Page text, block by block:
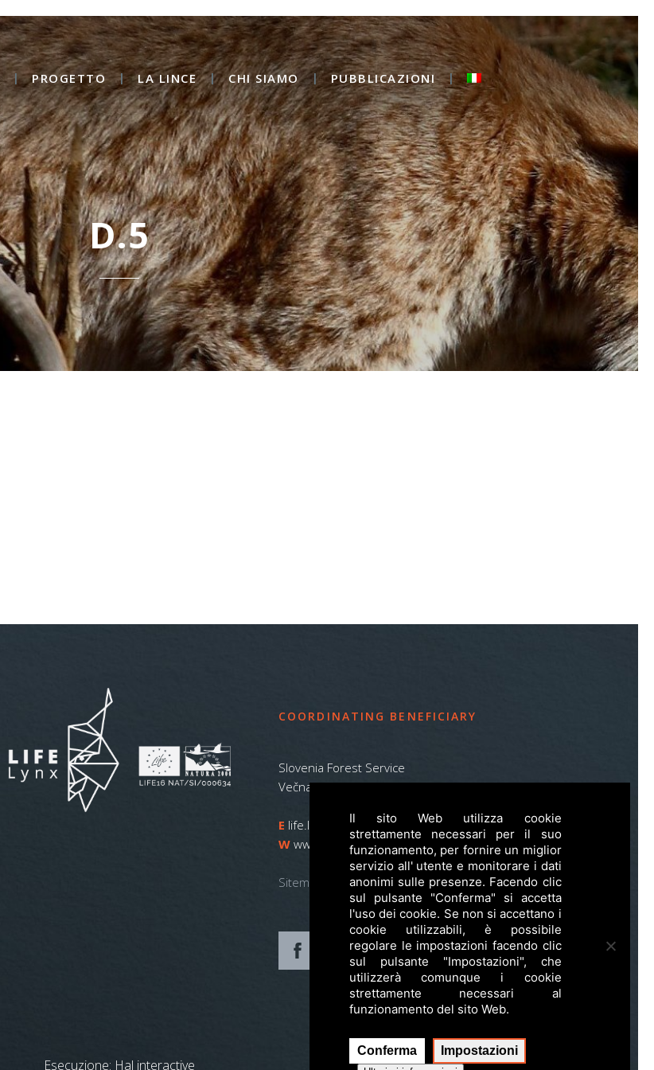
PROGETTO LA LINCE CHI SIAMO PUBBLICAZIONI
D.5
COORDINATING BENEFICIARY
Slovenia Forest Service
Večna pot 2, SI – 1000 Ljubljana
E life.lynx.eu@gmail.com
W www.zgs.si
Sitemap
Esecuzione: Hal interactive
Il sito Web utilizza cookie
strettamente necessari per il suo
funzionamento, per fornire un miglior
servizio all' utente e monitorare i dati
anonimi sulle presenze. Facendo clic
sul pulsante "Conferma" si accetta
l'uso dei cookie. Se non si accettano i
cookie utilizzabili, è possibile
regolare le impostazioni facendo clic
sul pulsante "Impostazioni", che
utilizzerà comunque i cookie
strettamente necessari al
funzionamento del sito Web.
Conferma Impostazioni